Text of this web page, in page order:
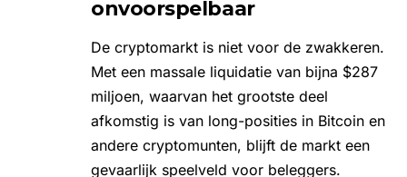
onvoorspelbaar
De cryptomarkt is niet voor de zwakkeren.
Met een massale liquidatie van bijna $287
miljoen, waarvan het grootste deel
afkomstig is van long-posities in Bitcoin en
andere cryptomunten, blijft de markt een
gevaarlijk speelveld voor beleggers.